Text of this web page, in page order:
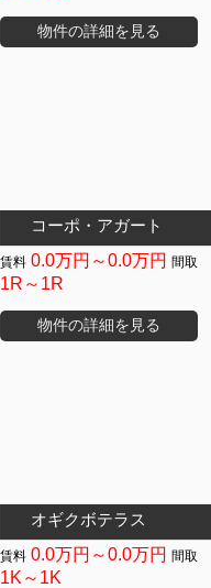
物件の詳細を見る
コーポ・アガート
0.0万円～0.0万円
1R～1R
物件の詳細を見る
オギクボテラス
0.0万円～0.0万円
1K～1K